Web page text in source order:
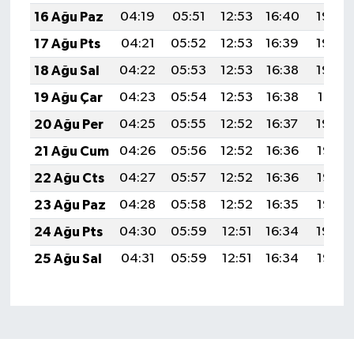
16 Ağu Paz
04:19 05:51 12:53 16:40
19:45
17 Ağu Pts
04:21 05:52 12:53 16:39
19:44
18 Ağu Sal
04:22 05:53 12:53 16:38
19:43
19 Ağu Çar
04:23 05:54 12:53 16:38
19:41
20 Ağu Per
04:25 05:55 12:52 16:37
19:40
21 Ağu Cum
04:26 05:56 12:52 16:36
19:38
22 Ağu Cts
04:27 05:57 12:52 16:36
19:37
23 Ağu Paz
04:28 05:58 12:52 16:35
19:36
24 Ağu Pts
04:30 05:59 12:51 16:34
19:34
25 Ağu Sal
04:31 05:59 12:51 16:34 19:33